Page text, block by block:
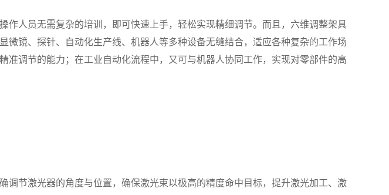
人员无需复杂的培训，即可快速上手，轻松实现精细调节。而且，六维调整架具
镜、探针、自动化生产线、机器人等多种设备无缝结合，适应各种复杂的工作场
调节的能力；在工业自动化流程中，又可与机器人协同工作，实现对零部件的高
节激光器的角度与位置，确保激光束以极高的精度命中目标，提升激光加工、激